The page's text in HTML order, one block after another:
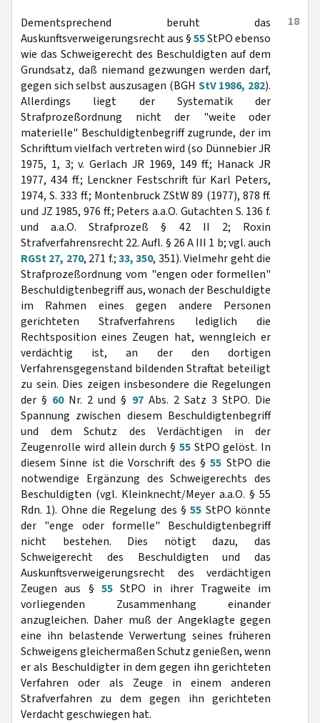
18
Dementsprechend beruht das
Auskunftsverweigerungsrecht aus §55StPO ebenso
wie das Schweigerecht des Beschuldigten auf dem
Grundsatz, daß niemand gezwungen werden darf,
gegen sich selbst auszusagen (BGH StV 1986, 282).
Allerdings liegt der Systematik der
Strafprozeßordnung nicht der "weite oder
materielle" Beschuldigtenbegriff zugrunde, der im
Schrifttum vielfach vertreten wird (so Dünnebier JR
1975, 1, 3; v. Gerlach JR 1969, 149 ff.; Hanack JR
1977, 434 ff.; Lenckner Festschrift für Karl Peters,
1974, S. 333 ff.; Montenbruck ZStW 89 (1977), 878 ff.
und JZ 1985, 976 ff.; Peters a.a.O. Gutachten S. 136 f.
und a.a.O. Strafprozeß § 42 II 2; Roxin
Strafverfahrensrecht 22. Aufl. § 26 A III 1 b; vgl. auch
RGSt 27, 270, 271 f.;33, 350, 351). Vielmehr geht die
Strafprozeßordnung vom "engen oder formellen"
Beschuldigtenbegriff aus, wonach der Beschuldigte
im Rahmen eines gegen andere Personen
gerichteten Strafverfahrens lediglich die
Rechtsposition eines Zeugen hat, wenngleich er
verdächtig ist, an der den dortigen
Verfahrensgegenstand bildenden Straftat beteiligt
zu sein. Dies zeigen insbesondere die Regelungen
der § 60Nr. 2 und § 97Abs. 2 Satz 3 StPO. Die
Spannung zwischen diesem Beschuldigtenbegriff
und dem Schutz des Verdächtigen in der
Zeugenrolle wird allein durch § 55StPO gelöst. In
diesem Sinne ist die Vorschrift des §55 StPO die
notwendige Ergänzung des Schweigerechts des
Beschuldigten (vgl. Kleinknecht/Meyer a.a.O. § 55
Rdn. 1). Ohne die Regelung des §55 StPO könnte
der "enge oder formelle" Beschuldigtenbegriff
nicht bestehen. Dies nötigt dazu, das
Schweigerecht des Beschuldigten und das
Auskunftsverweigerungsrecht des verdächtigen
Zeugen aus § 55StPO in ihrer Tragweite im
vorliegenden Zusammenhang einander
anzugleichen. Daher muß der Angeklagte gegen
eine ihn belastende Verwertung seines früheren
Schweigens gleichermaßen Schutz genießen, wenn
er als Beschuldigter in dem gegen ihn gerichteten
Verfahren oder als Zeuge in einem anderen
Strafverfahren zu dem gegen ihn gerichteten
Verdacht geschwiegen hat.